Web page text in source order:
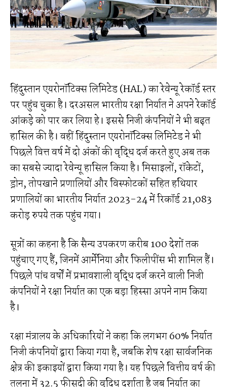
हिंदुस्तान एयरोनॉटिक्स लिमिटेड (HAL) का रेवेन्यू रेकॉर्ड स्तर
पर पहुंच चुका है। दरअसल भारतीय रक्षा निर्यात ने अपने रेकॉर्ड
आंकड़े को पार कर लिया हे। इससे निजी कंपनियों ने भी बढ़त
हासिल की है। वहीं हिंदुस्तान एयरोनॉटिक्स लिमिटेड ने भी
पिछले वित्त वर्ष में दो अंकों की वृद्धि दर्ज करते हुए अब तक
का सबसे ज्यादा रेवेन्यू हासिल किया है। मिसाइलों, रॉकेटों,
ड्रोन, तोपखाने प्रणालियों और विस्फोटकों सहित हथियार
प्रणालियों का भारतीय निर्यात 2023-24 में रिकॉर्ड ₹21,083
करोड़ रुपये तक पहुंच गया।
सूत्रों का कहना है कि सैन्य उपकरण करीब 100 देशों तक
पहुंचाए गए हैं, जिनमें आर्मेनिया और फिलीपींस भी शामिल हैं।
पिछले पांच वर्षों में प्रभावशाली वृद्धि दर्ज करने वाली निजी
कंपनियों ने रक्षा निर्यात का एक बड़ा हिस्सा अपने नाम किया
है।
रक्षा मंत्रालय के अधिकारियों ने कहा कि लगभग 60% निर्यात
निजी कंपनियों द्वारा किया गया है, जबकि शेष रक्षा सार्वजनिक
क्षेत्र की इकाइयों द्वारा किया गया है। यह पिछले वित्तीय वर्ष की
तुलना में 32.5 फीसदी की वृद्धि दर्शाता है जब निर्यात का